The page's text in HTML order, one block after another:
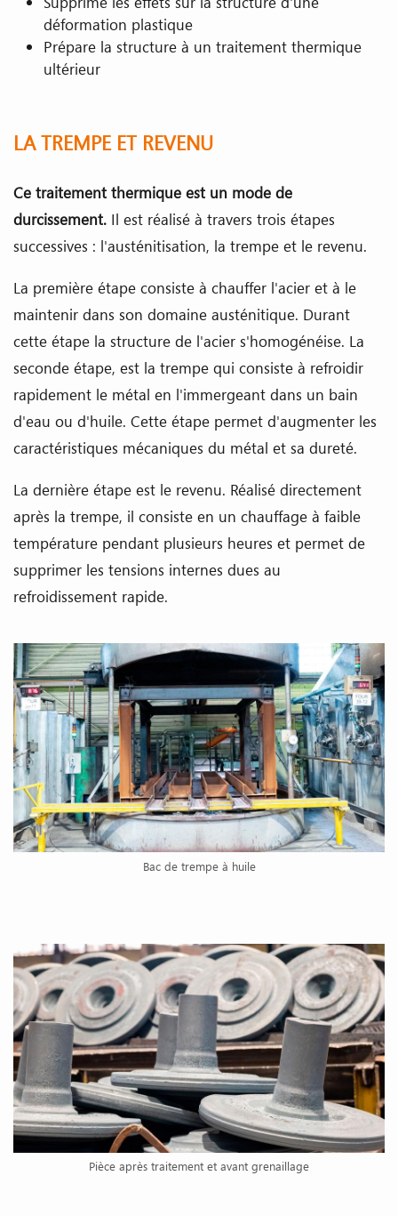
déformation plastique
Prépare la structure à un traitement thermique
ultérieur
LA TREMPE ET REVENU
Ce traitement thermique est un mode de
durcissement. Il est réalisé à travers trois étapes
successives : l'austénitisation, la trempe et le revenu.
La première étape consiste à chauffer l'acier et à le
maintenir dans son domaine austénitique. Durant
cette étape la structure de l'acier s'homogénéise. La
seconde étape, est la trempe qui consiste à refroidir
rapidement le métal en l'immergeant dans un bain
d'eau ou d'huile. Cette étape permet d'augmenter les
caractéristiques mécaniques du métal et sa dureté.
La dernière étape est le revenu. Réalisé directement
après la trempe, il consiste en un chauffage à faible
température pendant plusieurs heures et permet de
supprimer les tensions internes dues au
refroidissement rapide.
Bac de trempe à huile
Pièce après traitement et avant grenaillage